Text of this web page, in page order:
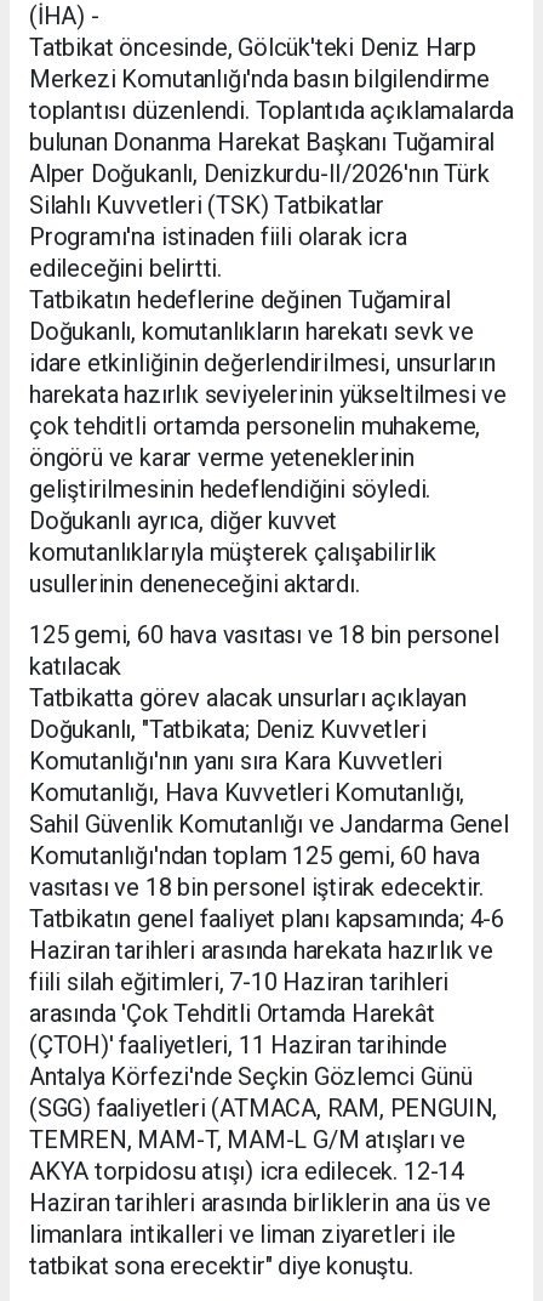
(İHA) -
Tatbikat öncesinde, Gölcük'teki Deniz Harp
Merkezi Komutanlığı'nda basın bilgilendirme
toplantısı düzenlendi. Toplantıda açıklamalarda
bulunan Donanma Harekat Başkanı Tuğamiral
Alper Doğukanlı, Denizkurdu-II/2026'nın Türk
Silahlı Kuvvetleri (TSK) Tatbikatlar
Programı'na istinaden fiili olarak icra
edileceğini belirtti.
Tatbikatın hedeflerine değinen Tuğamiral
Doğukanlı, komutanlıkların harekatı sevk ve
idare etkinliğinin değerlendirilmesi, unsurların
harekata hazırlık seviyelerinin yükseltilmesi ve
çok tehditli ortamda personelin muhakeme,
öngörü ve karar verme yeteneklerinin
geliştirilmesinin hedeflendiğini söyledi.
Doğukanlı ayrıca, diğer kuvvet
komutanlıklarıyla müşterek çalışabilirlik
usullerinin deneneceğini aktardı.
125 gemi, 60 hava vasıtası ve 18 bin personel
katılacak
Tatbikatta görev alacak unsurları açıklayan
Doğukanlı, "Tatbikata; Deniz Kuvvetleri
Komutanlığı'nın yanı sıra Kara Kuvvetleri
Komutanlığı, Hava Kuvvetleri Komutanlığı,
Sahil Güvenlik Komutanlığı ve Jandarma Genel
Komutanlığı'ndan toplam 125 gemi, 60 hava
vasıtası ve 18 bin personel iştirak edecektir.
Tatbikatın genel faaliyet planı kapsamında; 4-6
Haziran tarihleri arasında harekata hazırlık ve
fiili silah eğitimleri, 7-10 Haziran tarihleri
arasında 'Çok Tehditli Ortamda Harekât
(ÇTOH)' faaliyetleri, 11 Haziran tarihinde
Antalya Körfezi'nde Seçkin Gözlemci Günü
(SGG) faaliyetleri (ATMACA, RAM, PENGUIN,
TEMREN, MAM-T, MAM-L G/M atışları ve
AKYA torpidosu atışı) icra edilecek. 12-14
Haziran tarihleri arasında birliklerin ana üs ve
limanlara intikalleri ve liman ziyaretleri ile
tatbikat sona erecektir" diye konuştu.